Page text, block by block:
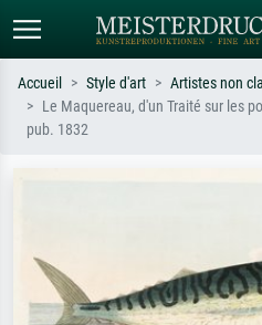
Recherche standard
Accueil Style d'art Artistes non
Le Maquereau, d'un Traité sur les
pub. 1832